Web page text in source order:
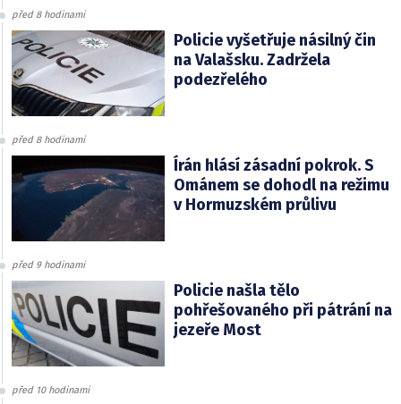
před 8 hodinami
Policie vyšetřuje násilný čin
na Valašsku. Zadržela
podezřelého
před 8 hodinami
Írán hlásí zásadní pokrok. S
Ománem se dohodl na režimu
v Hormuzském průlivu
před 9 hodinami
Policie našla tělo
pohřešovaného při pátrání na
jezeře Most
před 10 hodinami